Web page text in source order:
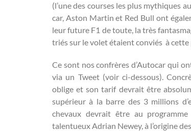
(l’une des courses les plus mythiques
car, Aston Martin et Red Bull ont
leur future F1 de toute, la très
triés sur le volet étaient conviés à cette
Ce sont nos confrères d’Autocar qui
via un Tweet (voir ci-dessous).
oblige et son tarif devrait être
supérieur à la barre des 3 millions
chevaux devrait être au
talentueux Adrian Newey, à l’origine